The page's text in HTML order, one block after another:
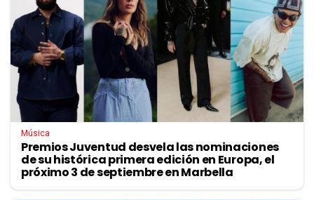
Música
Premios Juventud desvela las nominaciones
de su histórica primera edición en Europa, el
próximo 3 de septiembre en Marbella